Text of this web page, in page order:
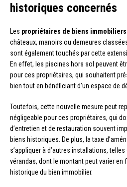
historiques concernés
Les propriétaires de biens
châteaux, manoirs ou demeures
sont également touchés par cette
En effet, les piscines hors sol peuvent
pour ces propriétaires, qui souhaitent
bien tout en bénéficiant d’un espace de
Toutefois, cette nouvelle mesure peut
négligeable pour ces propriétaires, qui
d’entretien et de restauration souvent
biens historiques. De plus, la taxe
s’appliquer à d’autres installations,
vérandas, dont le montant peut varier en
historique du bien immobilier.